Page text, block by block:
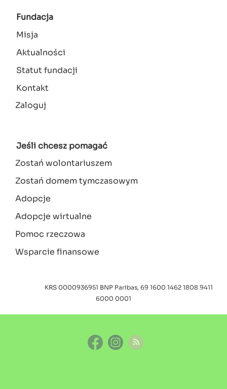
Fundacja
Misja
Aktualności
Statut fundacji
Kontakt
Menu
Zaloguj
Jeśli chcesz pomagać
Zostań wolontariuszem
Zostań domem tymczasowym
Adopcje
Adopcje wirtualne
Pomoc rzeczowa
Wsparcie finansowe
KRS 0000936951 BNP Paribas, 69 1600 1462 1808 9411
6000 0001